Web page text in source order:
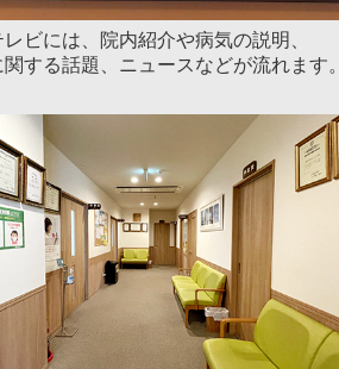
レビには、院内紹介や病気の説明、
する話題、ニュースなどが流れます。